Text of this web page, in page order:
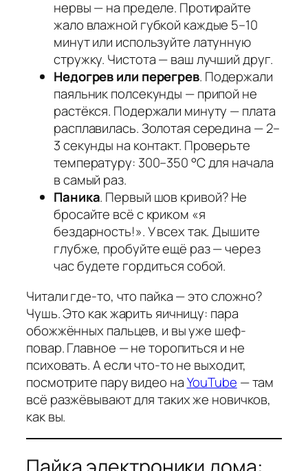
нервы — на пределе. Протирайте
жало влажной губкой каждые 5–10
минут или используйте латунную
стружку. Чистота — ваш лучший друг.
Недогрев или перегрев. Подержали
паяльник полсекунды — припой не
растёкся. Подержали минуту — плата
расплавилась. Золотая середина — 2–
3 секунды на контакт. Проверьте
температуру: 300–350 °C для начала
в самый раз.
Паника. Первый шов кривой? Не
бросайте всё с криком «я
бездарность!». У всех так. Дышите
глубже, пробуйте ещё раз — через
час будете гордиться собой.
Читали где-то, что пайка — это сложно?
Чушь. Это как жарить яичницу: пара
обожжённых пальцев, и вы уже шеф-
повар. Главное — не торопиться и не
психовать. А если что-то не выходит,
посмотрите пару видео наYouTube — там
всё разжёвывают для таких же новичков,
как вы.